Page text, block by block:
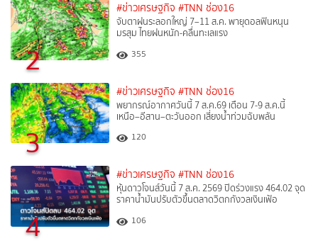
2
#ข่าวเศรษฐกิจ #TNN ช่อง16
จับตาฝนระลอกใหญ่ 7–11 ส.ค. พายุดอลฟินหนุน
มรสุม ไทยฝนหนัก-คลื่นทะเลแรง
355
3
#ข่าวเศรษฐกิจ #TNN ช่อง16
พยากรณ์อากาศวันนี้ 7 ส.ค.69 เตือน 7-9 ส.ค.นี้
เหนือ–อีสาน–ตะวันออก เสี่ยงน้ำท่วมฉับพลัน
120
4
#ข่าวเศรษฐกิจ #TNN ช่อง16
หุ้นดาวโจนส์วันนี้ 7 ส.ค. 2569 ปิดร่วงแรง 464.02 จุด
ราคาน้ำมันปรับตัวขึ้นตลาดวิตกกังวลเงินเฟ้อ
106